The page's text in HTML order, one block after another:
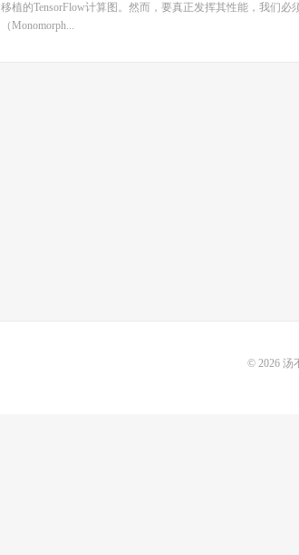
移植的TensorFlow计算图。然而，要真正发挥其性能，我们
（Monomorph...
© 2026 汤